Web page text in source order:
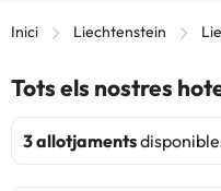
Inici Liechtenstein
Tots els nostres
3 allotjaments